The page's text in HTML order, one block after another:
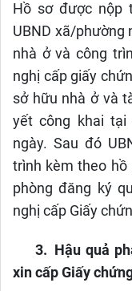
Hồ sơ được nộp
UBND xã/phường
nhà ở và công
nghị cấp giấy
sở hữu nhà ở và
yết công khai tại
ngày. Sau đó
trình kèm theo hồ
phòng đăng ký
nghị cấp Giấy
3.
Hậu quả
xin cấp Giấy